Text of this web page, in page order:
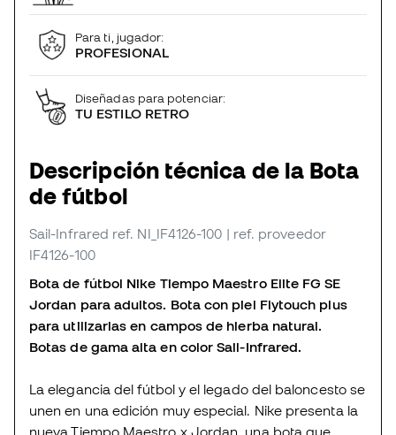
Para ti, jugador:
PROFESIONAL
Diseñadas para potenciar:
TU ESTILO RETRO
Descripción técnica de la Bota
de fútbol
Sail-Infrared ref. NI_IF4126-100 | ref. proveedor
IF4126-100
Bota de fútbol Nike Tiempo Maestro Elite FG SE
Jordan para adultos. Bota con piel Flytouch plus
para utilizarlas en campos de hierba natural.
Botas de gama alta en color Sail-Infrared.
La elegancia del fútbol y el legado del baloncesto se
unen en una edición muy especial. Nike presenta la
nueva Tiempo Maestro x Jordan, una bota que